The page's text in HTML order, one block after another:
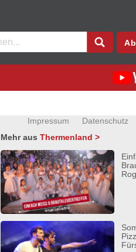
Impressum Datenschutz
Mehr aus Thermenland >